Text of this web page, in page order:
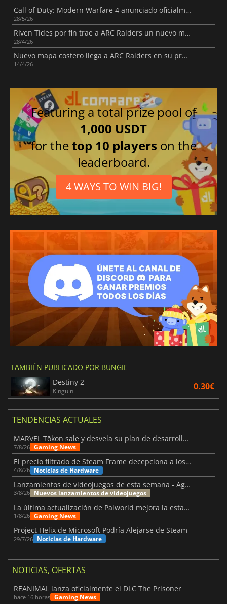
Call of Duty: Modern Warfare 4 anunciado oficialmente
28/5/26
Riven Tides por fin trae a ARC Raiders un nuevo mapa
28/4/26
Nuevo mapa costero llega a ARC Raiders en su próxima actualización
14/4/26
Featuring a total prize pool of
1,000 USDT
for thetop 10 players on the
leaderboard.
4 WAYS TO WIN BIG!
TAMBIÉN PUBLICADO POR BUNGIE
Destiny 2
Kinguin 0.30€
TENDENCIAS ACTUALES
MARVEL Tōkon sale y desvela su plan de desarrollo para el primer año
7/8/26 Gaming News
El precio filtrado de Steam Frame decepciona a los usuarios
4/8/26 Noticias de Hardware
Lanzamientos de videojuegos de esta semana - Agosto de 2026 (semana 32)
3/8/26 Nuevos lanzamientos de videojuegos
La última actualización de Palworld mejora la estabilidad
1/8/26 Gaming News
Project Helix de Microsoft Podría Alejarse de Steam
29/7/26 Noticias de Hardware
NOTICIAS, OFERTAS
REANIMAL lanza oficialmente el DLC The Prisoner
hace 16 horas Gaming News